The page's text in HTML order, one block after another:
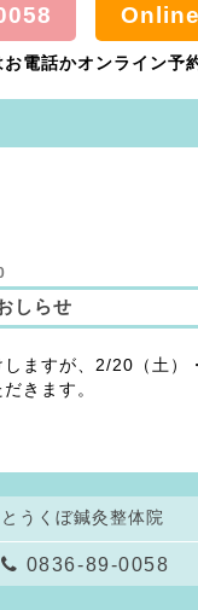
電話かオンライン予
しらせ
しますが、2/20（土）
きます。
とうくぼ鍼灸整体院
0836-89-0058